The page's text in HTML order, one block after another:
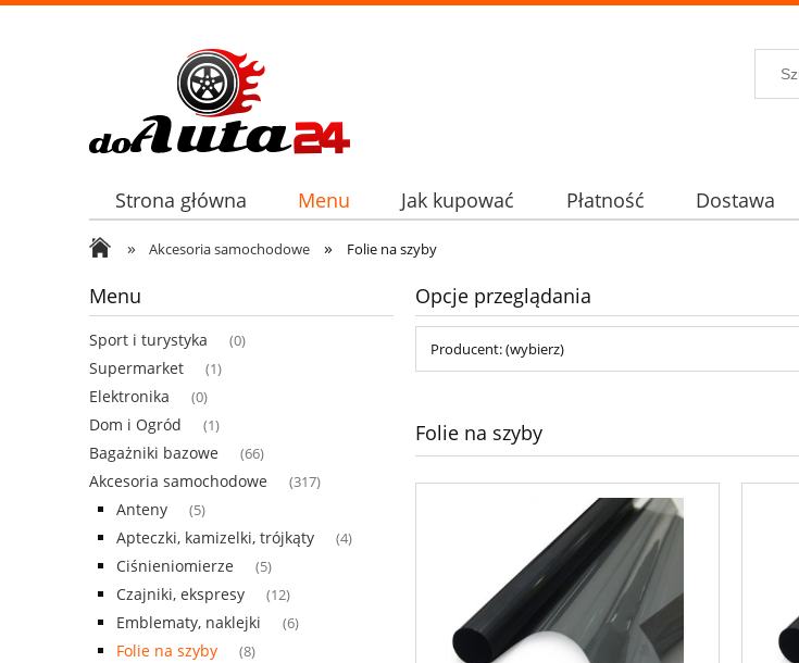
Strona główna Menu Jak kupować Płatność Dostawa
» Akcesoria samochodowe » Folie na szyby
Menu
Sport i turystyka (0)
Supermarket (1)
Elektronika (0)
Dom i Ogród (1)
Bagażniki bazowe (66)
Akcesoria samochodowe (317)
Anteny (5)
Apteczki, kamizelki, trójkąty (4)
Ciśnieniomierze (5)
Czajniki, ekspresy (12)
Emblematy, naklejki (6)
Folie na szyby (8)
Opcje przeglądania
Producent: (wybierz)
Folie na szyby